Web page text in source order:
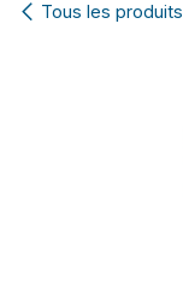
Tous les produits